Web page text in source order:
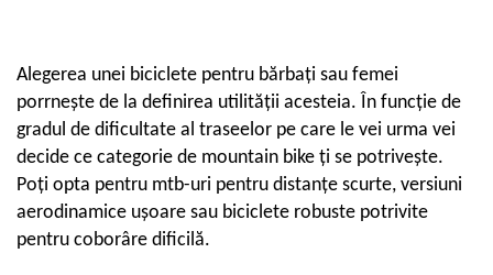
Controller
Display
Motoare
Faruri si lumini
Butoane si conectori
Kit controller si display
Alegerea unei biciclete pentru bărbați sau femei
porrnește de la definirea utilității acesteia. În funcție de
gradul de dificultate al traseelor pe care le vei urma vei
decide ce categorie de mountain bike ți se potrivește.
Poți opta pentru mtb-uri pentru distanțe scurte, versiuni
aerodinamice ușoare sau biciclete robuste potrivite
pentru coborâre dificilă.